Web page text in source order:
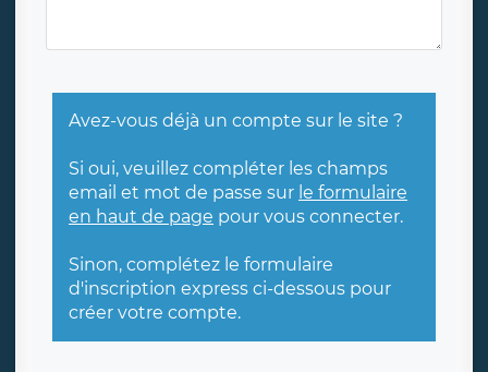
Avez-vous déjà un compte sur le site ?
Si oui, veuillez compléter les champs
email et mot de passe sur le formulaire
en haut de page pour vous connecter.
Sinon, complétez le formulaire
d'inscription express ci-dessous pour
créer votre compte.